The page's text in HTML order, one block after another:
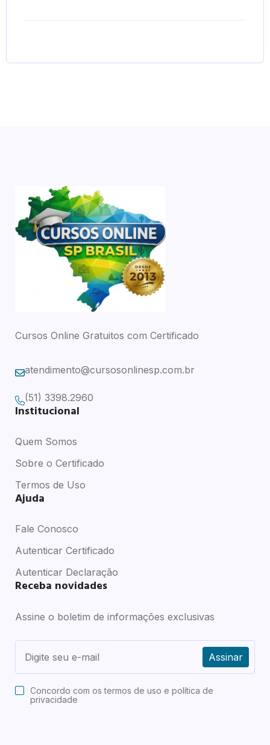
Cursos Online Gratuitos com Certificado
atendimento@cursosonlinesp.com.br
(51) 3398.2960
Institucional
Quem Somos
Sobre o Certificado
Termos de Uso
Ajuda
Fale Conosco
Autenticar Certificado
Autenticar Declaração
Receba novidades
Assine o boletim de informações exclusivas
Assinar
Concordo com ostermos de uso e política de
privacidade